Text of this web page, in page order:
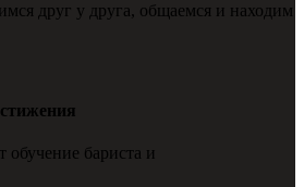
друг у друга, общаемся и находим
бариста и